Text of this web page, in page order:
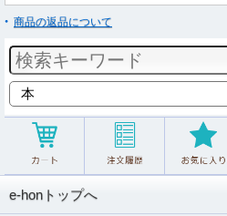
商品の返品について
e-honトップへ